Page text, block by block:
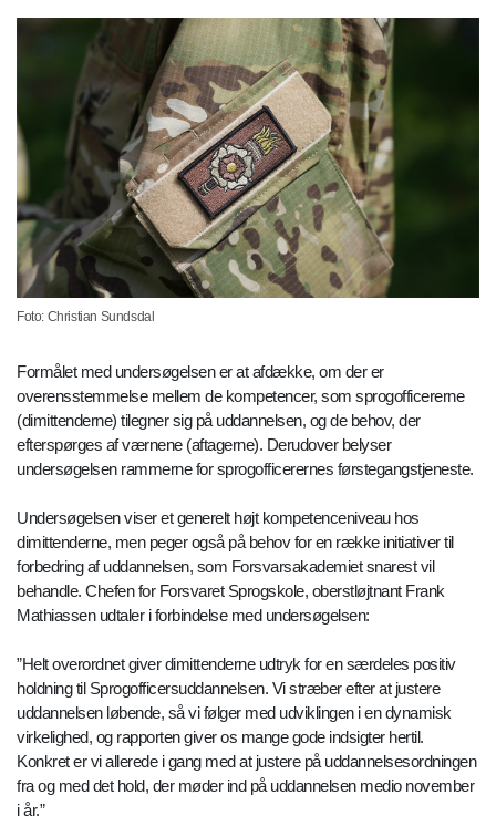
Foto: Christian Sundsdal
Formålet med undersøgelsen er at afdække, om der er
overensstemmelse mellem de kompetencer, som sprogofficererne
(dimittenderne) tilegner sig på uddannelsen, og de behov, der
efterspørges af værnene (aftagerne). Derudover belyser
undersøgelsen rammerne for sprogofficerernes førstegangstjeneste.
Undersøgelsen viser et generelt højt kompetenceniveau hos
dimittenderne, men peger også på behov for en række initiativer til
forbedring af uddannelsen, som Forsvarsakademiet snarest vil
behandle. Chefen for Forsvaret Sprogskole, oberstløjtnant Frank
Mathiassen udtaler i forbindelse med undersøgelsen:
”Helt overordnet giver dimittenderne udtryk for en særdeles positiv
holdning til Sprogofficersuddannelsen. Vi stræber efter at justere
uddannelsen løbende, så vi følger med udviklingen i en dynamisk
virkelighed, og rapporten giver os mange gode indsigter hertil.
Konkret er vi allerede i gang med at justere på uddannelsesordningen
fra og med det hold, der møder ind på uddannelsen medio november
i år.”